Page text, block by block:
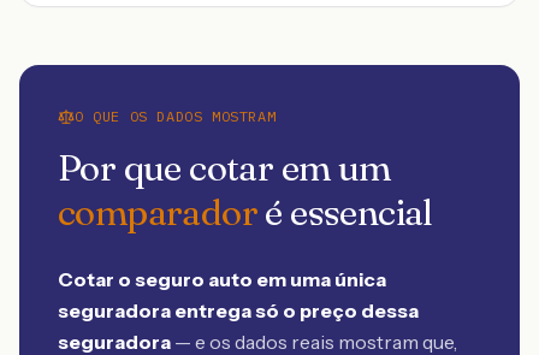
O QUE OS DADOS MOSTRAM
Por que cotar em um
comparadoré essencial
Cotar o seguro auto em uma única
seguradora entrega só o preço dessa
seguradora — e os dados reais mostram que,